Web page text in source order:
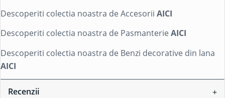
Descoperiti colectia noastra de Accesorii AICI
Descoperiti colectia noastra de PasmanterieAICI
Descoperiti colectia noastra de Benzi decorative din lana
AICI
Recenzii